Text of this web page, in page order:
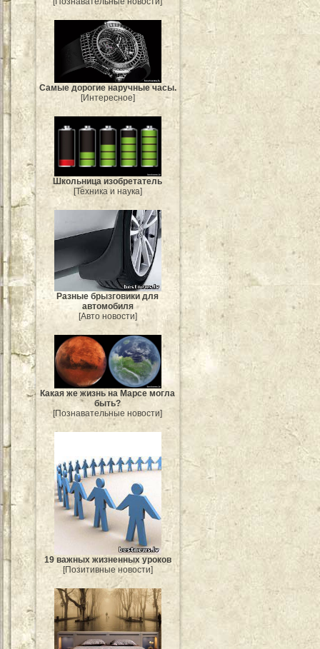
Самые дорогие наручные часы.
[Интересное]
Школьница изобретатель
[Техника и наука]
Разные брызговики для
автомобиля
[Авто новости]
Какая же жизнь на Марсе могла
быть?
[Познавательные новости]
19 важных жизненных уроков
[Позитивные новости]